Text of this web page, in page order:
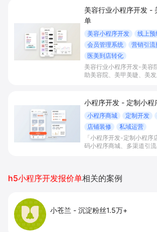
提升到店与下单转化。
美容行业小程序开发 -
单
美容小程序开发
线上预
会员管理系统
营销引流
医美到店转化
美容行业小程序开发-美容
助美容院、美甲美睫、美
引流拓客、提升到店转化
小程序开发 - 定制小程
小程序商城 定制开发
店铺装修
私域运营
「小程序开发-定制小程序
码小程序商城、多渠道引
增长。
h5小程序开发报价单相关的案例
小苍兰 - 沉淀粉丝1.5万+